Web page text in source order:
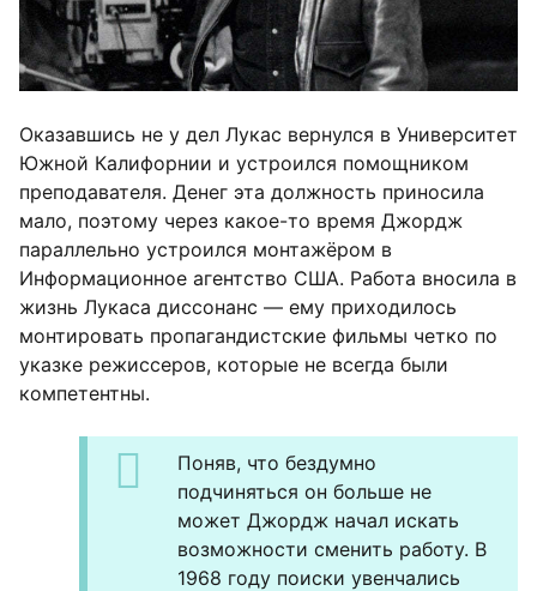
Оказавшись не у дел Лукас вернулся в Университет
Южной Калифорнии и устроился помощником
преподавателя. Денег эта должность приносила
мало, поэтому через какое-то время Джордж
параллельно устроился монтажёром в
Информационное агентство США. Работа вносила в
жизнь Лукаса диссонанс — ему приходилось
монтировать пропагандистские фильмы четко по
указке режиссеров, которые не всегда были
компетентны.
Поняв, что бездумно
подчиняться он больше не
может Джордж начал искать
возможности сменить работу. В
1968 году поиски увенчались